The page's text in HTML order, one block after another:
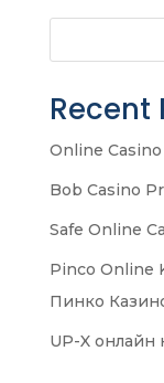
Recent
Online
Bob Casino
Safe Online
Pinco Online
Пинко
UP-X онлайн